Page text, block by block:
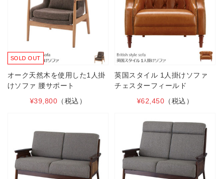
SOLD OUT
オーク天然木を使用した1人掛
けソファ 腰サポート
¥39,800 （税込）
英国スタイル 1人掛けソファ
チェスターフィールド
¥62,450 （税込）